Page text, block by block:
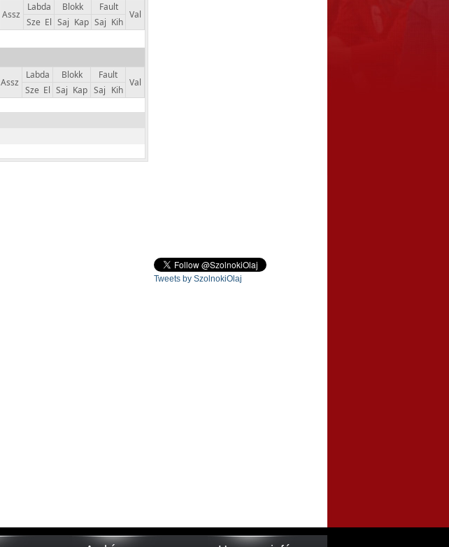
Assz
Labda Blokk Fault
Val
Sze El Saj Kap Saj Kih
Assz
Labda Blokk Fault
Val
Sze El Saj Kap Saj Kih
Tweets by SzolnokiOlaj